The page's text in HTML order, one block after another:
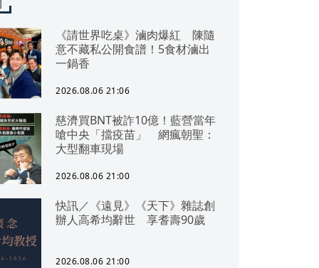
《請世界吃桌》滷肉爆紅 陳隨
意不藏私公開食譜！5食材滷出
一鍋香
2026.08.06 21:06
慈濟買BNT被詐10億！藍營當年
嗆中央「擋疫苗」 網瘋朝聖：
大型翻車現場
2026.08.06 21:00
快訊／《遠見》《天下》雜誌創
辦人高希均辭世 享耆壽90歲
2026.08.06 21:00